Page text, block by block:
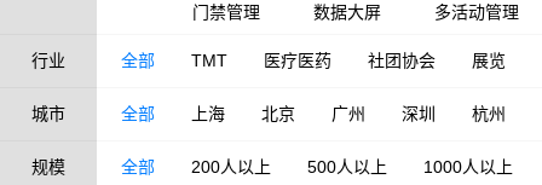
门禁管理
数据大屏 多活动管理
行业 全部 TMT 医疗医药 社团协会 展览
城市 全部 上海 北京 广州 深圳 杭州
规模 全部 200人以上 500人以上 1000人以上